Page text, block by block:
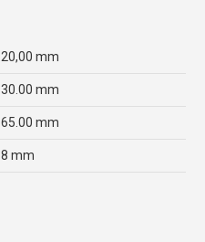
20,00 mm
30.00 mm
65.00 mm
8 mm